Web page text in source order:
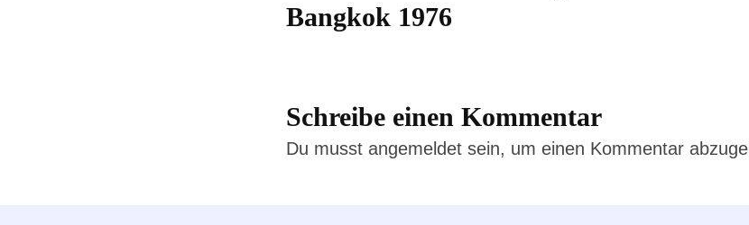
Bangkok 1976
Schreibe einen Kommentar
Du musst angemeldet sein, um einen Kommentar